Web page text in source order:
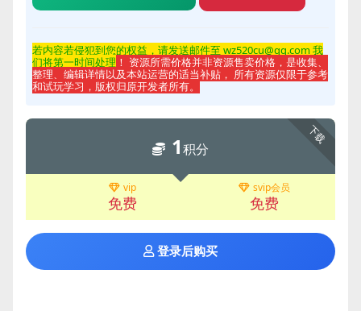
若内容若侵犯到您的权益，请发送邮件至 wz520cu@qq.com 我
们将第一时间处理 ！ 资源所需价格并非资源售卖价格，是收集、
整理、编辑详情以及本站运营的适当补贴， 所有资源仅限于参考
和试玩学习，版权归原开发者所有。
下载
1积分
vip
免费
svip会员
免费
登录后购买